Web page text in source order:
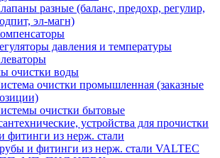
разные (баланс, предохр, регулир,
эл-магн)
давления и температуры
очистки воды
очистки промышленная (заказные
очистки бытовые
устройства для прочистки
фитинги из нерж. стали
и фитинги из нерж. стали VALTEC